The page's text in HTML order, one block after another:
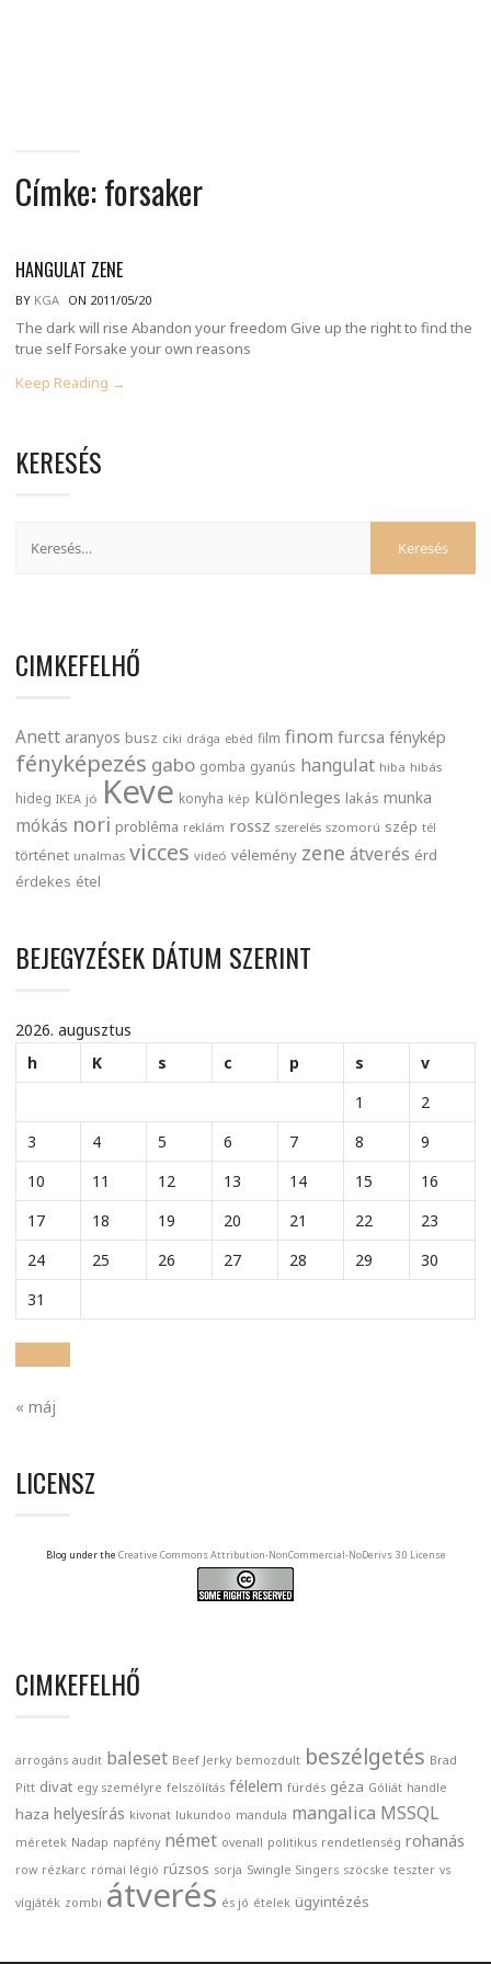
Címke:forsaker
HANGULAT ZENE
BY KGA ON 2011/05/20
The dark will rise Abandon your freedom Give up the right to find the
true self Forsake your own reasons
Keep Reading →
KERESÉS
CIMKEFELHŐ
Anett aranyos busz ciki drága ebéd film finom furcsa fénykép
fényképezés gabo gomba gyanús hangulat hiba hibás
hideg IKEA jó Keve konyha kép különleges lakás munka
mókás nori probléma reklám rossz szerelés szomorú szép tél
történet unalmas vicces videó vélemény zene átverés érd
érdekes étel
BEJEGYZÉSEK DÁTUM SZERINT
2026. augusztus
h
K s c p s
v
1
2
3
4 5 6 7 8
9
10
11 12 13 14 15
16
17
18 19 20 21 22
23
24
25 26 27 28 29
30
31
« máj
LICENSZ
Blog under the Creative Commons Attribution-NonCommercial-NoDerivs 3.0 License
CIMKEFELHŐ
arrogáns audit baleset Beef Jerky bemozdult beszélgetés Brad
Pitt divat egy személyre felszólítás félelem fürdés géza Góliát handle
haza helyesírás kivonat lukundoo mandula mangalica MSSQL
méretek Nadap napfény német ovenall politikus rendetlenség rohanás
row rézkarc római légió rúzsos sorja Swingle Singers szöcske teszter vs
vígjáték zombi átverés és jó ételek ügyintézés